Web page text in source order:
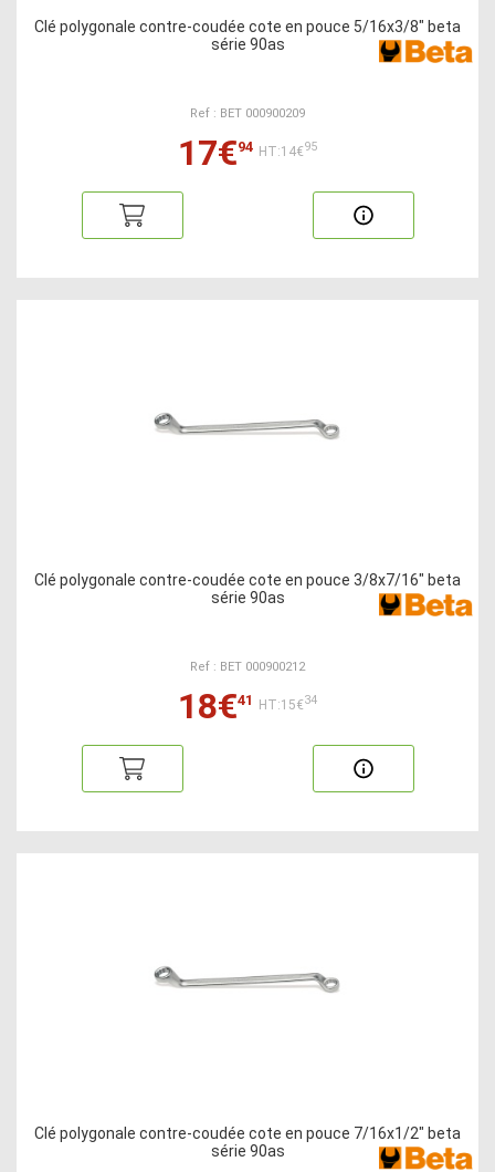
Clé polygonale contre-coudée cote en pouce 5/16x3/8" beta
série 90as
Ref : BET 000900209
17€94 HT:14€95
Clé polygonale contre-coudée cote en pouce 3/8x7/16" beta
série 90as
Ref : BET 000900212
18€41 HT:15€34
Clé polygonale contre-coudée cote en pouce 7/16x1/2" beta
série 90as